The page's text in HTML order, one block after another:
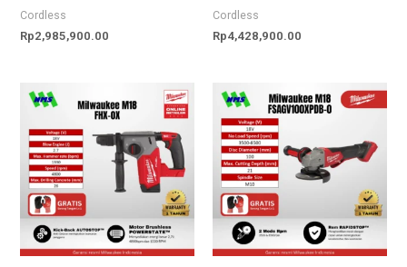
Cordless
Rp2,985,900.00
Cordless
Rp4,428,900.00